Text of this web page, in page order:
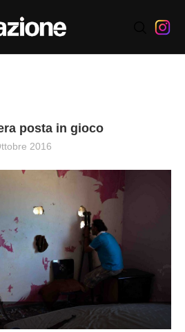
posta in gioco
2016